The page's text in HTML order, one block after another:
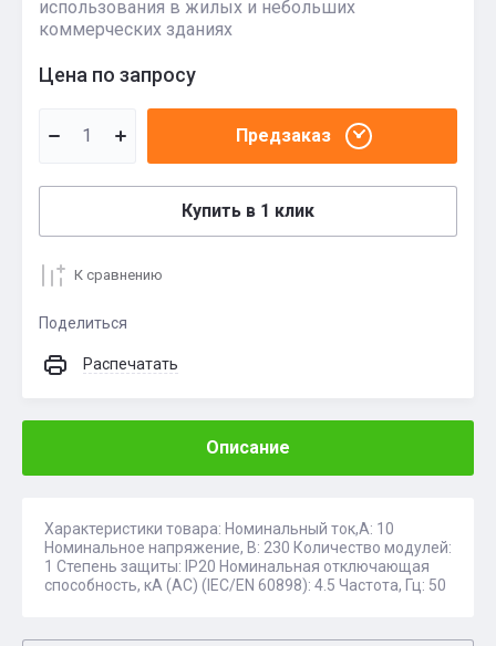
использования в жилых и небольших
коммерческих зданиях
Цена по запросу
Предзаказ
Купить в 1 клик
К сравнению
Поделиться
Распечатать
Описание
Характеристики товара: Номинальный ток,А: 10
Номинальное напряжение, В: 230 Количество модулей:
1 Степень защиты: IP20 Номинальная отключающая
способность, кA (AC) (IEC/EN 60898): 4.5 Частота, Гц: 50